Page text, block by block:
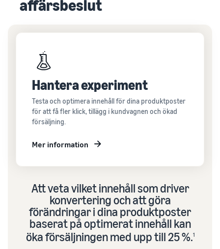
affärsbeslut
Hantera experiment
Testa och optimera innehåll för dina produktposter
för att få fler klick, tillägg i kundvagnen och ökad
försäljning.
Mer information
Att veta vilket innehåll som driver
konvertering och att göra
förändringar i dina produktposter
baserat på optimerat innehåll kan
öka försäljningen med upp till 25 %.1